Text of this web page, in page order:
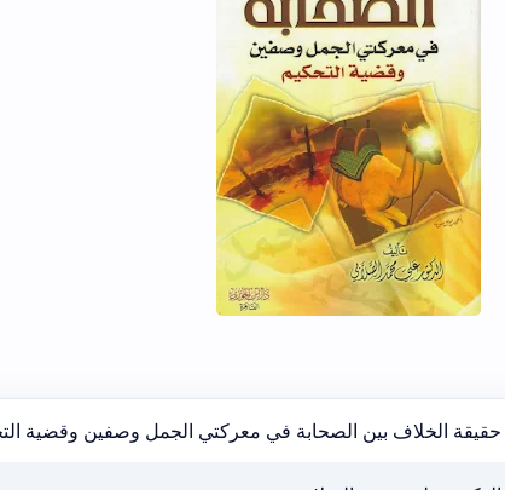
حقيقة الخلاف بين الصحابة في معركتي الجمل وصفين وقضية